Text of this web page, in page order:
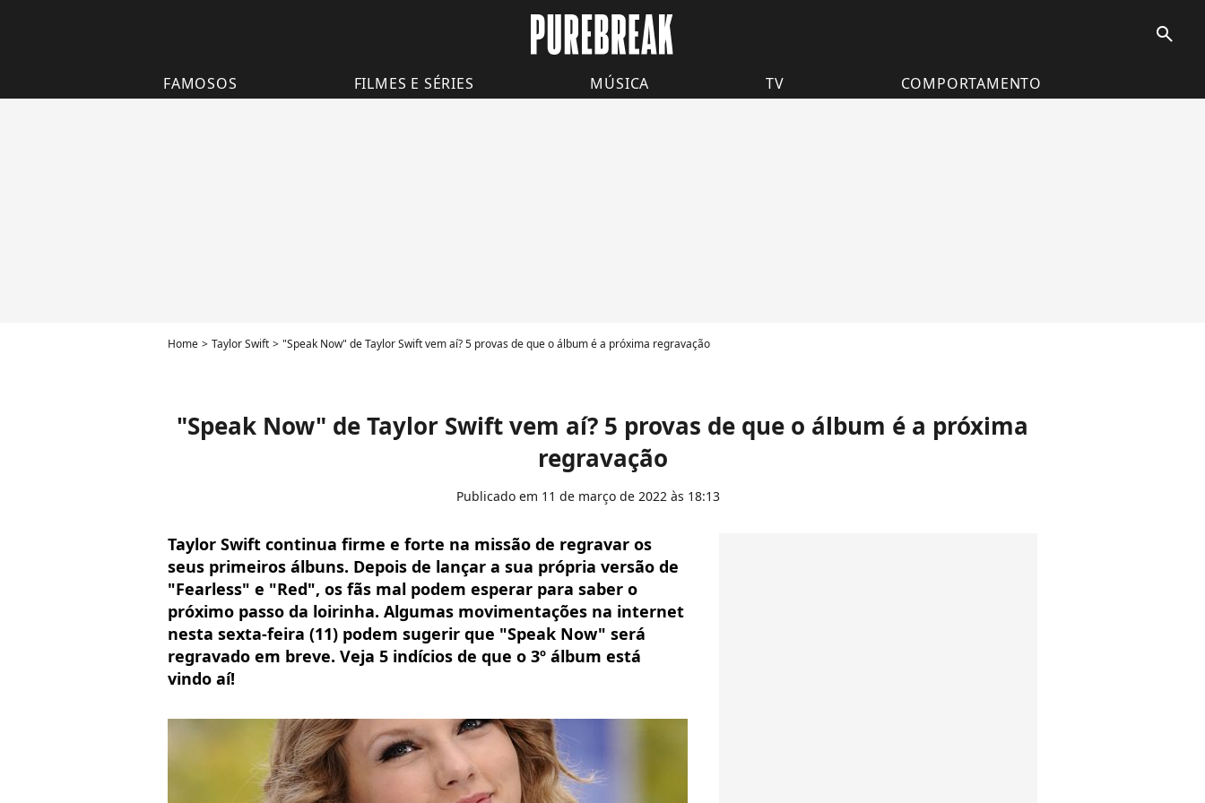
search
FAMOSOS FILMES E SÉRIES MÚSICA TV COMPORTAMENTO
Home Taylor Swift "Speak Now" de Taylor Swift vem aí? 5 provas de que o álbum é a próxima regravação
"Speak Now" de Taylor Swift vem aí? 5 provas de que o álbum é a próxima
regravação
Publicado em 11 de março de 2022 às 18:13
Taylor Swift continua firme e forte na missão de regravar os
seus primeiros álbuns. Depois de lançar a sua própria versão de
"Fearless" e "Red", os fãs mal podem esperar para saber o
próximo passo da loirinha. Algumas movimentações na internet
nesta sexta-feira (11) podem sugerir que "Speak Now" será
regravado em breve. Veja 5 indícios de que o 3º álbum está
vindo aí!